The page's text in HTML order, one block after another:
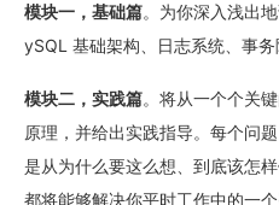
模块一，基础篇。为你深入浅出
ySQL 基础架构、日志系统、事务
模块二，实践篇。将从一个个关
原理，并给出实践指导。每个问
是从为什么要这么想、到底该怎
都将能够解决你平时工作中的一个